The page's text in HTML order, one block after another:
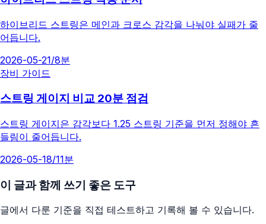
하이브리드 스트링은 메인과 크로스 감각을 나눠야 실패가 줄
어듭니다.
2026-05-21/8분
장비 가이드
스트링 게이지 비교 20분 점검
스트링 게이지은 감각보다 1.25 스트링 기준을 먼저 정해야 흔
들림이 줄어듭니다.
2026-05-18/11분
이 글과 함께 쓰기 좋은 도구
글에서 다룬 기준을 직접 테스트하고 기록해 볼 수 있습니다.